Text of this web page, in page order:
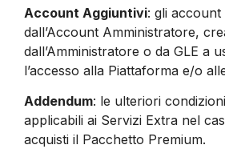
Account Aggiuntivi: gli account
dall’Account Amministratore,
dall’Amministratore o da GLE a
l’accesso alla Piattaforma e/o
Addendum: le ulteriori
applicabili ai Servizi Extra nel
acquisti il Pacchetto Premium.